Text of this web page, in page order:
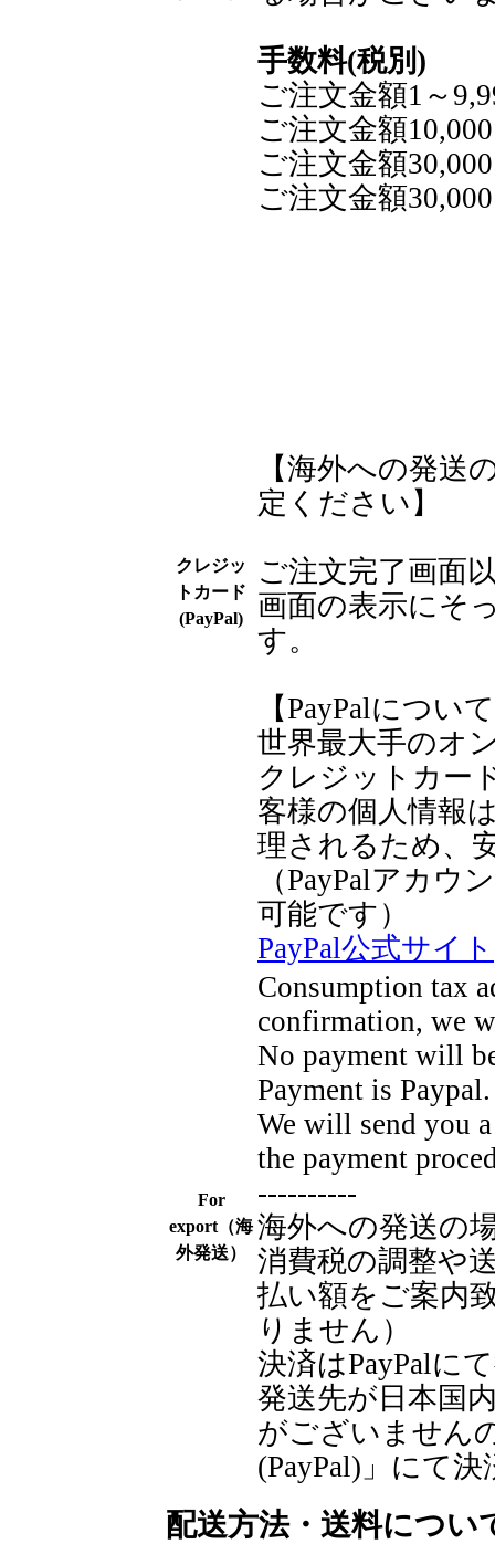
手数料(税別)
ご注文金額1～
ご注文金額
ご注文金額
ご注文金額
クレジッ
トカード
(PayPal)
【海外への発送
定ください】
ご注文完了画面
画面の表示にそ
す。
【PayPalについ
世界最大手のオ
クレジットカー
客様の個人情報
理されるため、
（PayPalアカウ
可能です）
PayPal公式サイト
For
export（海
外発送）
Consumption tax
confirmation, we
No payment will
Payment is Paypal.
We will send you
the payment
----------
海外への発送の
消費税の調整や
払い額をご案内
りません）
決済はPayPalに
発送先が日本国
がございません
(PayPal)」にて
配送方法・送料につい